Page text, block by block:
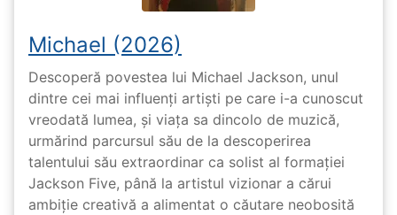
Michael (2026)
Descoperă povestea lui Michael Jackson, unul
dintre cei mai influenți artiști pe care i-a cunoscut
vreodată lumea, și viața sa dincolo de muzică,
urmărind parcursul său de la descoperirea
talentului său extraordinar ca solist al formației
Jackson Five, până la artistul vizionar a cărui
ambiție creativă a alimentat o căutare neobosită